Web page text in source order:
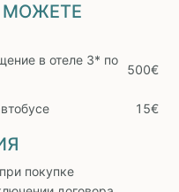
МОЖЕТЕ
в отеле 3* по
500€
15€
покупке